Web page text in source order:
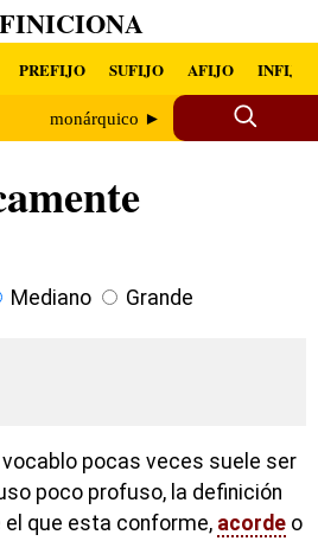
PREFIJO SUFIJO AFIJO INFIJO
monárquico ►
Mediano Grande
pocas veces suele ser
poco profuso, la definición
que esta conforme, acorde o